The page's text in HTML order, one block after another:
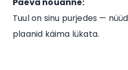
Tuul on sinu purjedes —
plaanid käima lükata.